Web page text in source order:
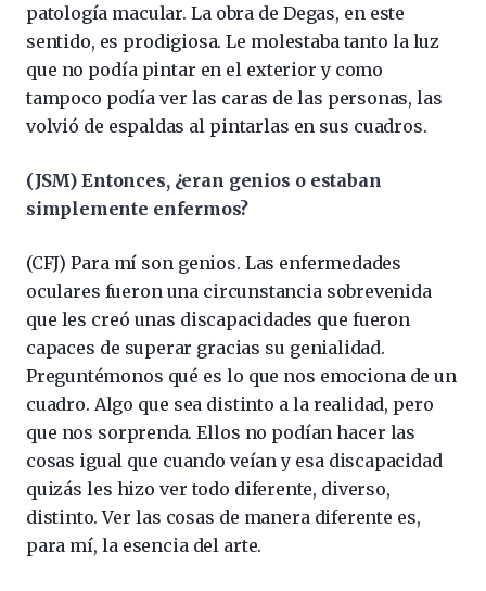
patología macular. La obra de Degas, en este
sentido, es prodigiosa. Le molestaba tanto la luz
que no podía pintar en el exterior y como
tampoco podía ver las caras de las personas, las
volvió de espaldas al pintarlas en sus cuadros.
(JSM) Entonces, ¿eran genios o estaban
simplemente enfermos?
(CFJ) Para mí son genios. Las enfermedades
oculares fueron una circunstancia sobrevenida
que les creó unas discapacidades que fueron
capaces de superar gracias su genialidad.
Preguntémonos qué es lo que nos emociona de un
cuadro. Algo que sea distinto a la realidad, pero
que nos sorprenda. Ellos no podían hacer las
cosas igual que cuando veían y esa discapacidad
quizás les hizo ver todo diferente, diverso,
distinto. Ver las cosas de manera diferente es,
para mí, la esencia del arte.